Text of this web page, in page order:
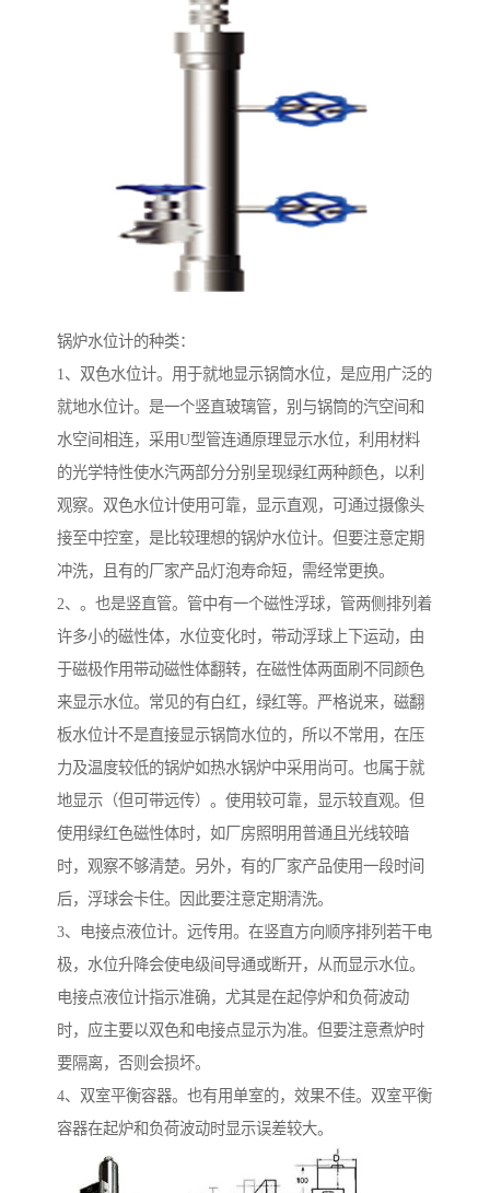
锅炉水位计的种类：
1、双色水位计。用于就地显示锅筒水位，是应用广泛的
就地水位计。是一个竖直玻璃管，别与锅筒的汽空间和
水空间相连，采用U型管连通原理显示水位，利用材料
的光学特性使水汽两部分分别呈现绿红两种颜色，以利
观察。双色水位计使用可靠，显示直观，可通过摄像头
接至中控室，是比较理想的锅炉水位计。但要注意定期
冲洗，且有的厂家产品灯泡寿命短，需经常更换。
2、。也是竖直管。管中有一个磁性浮球，管两侧排列着
许多小的磁性体，水位变化时，带动浮球上下运动，由
于磁极作用带动磁性体翻转，在磁性体两面刷不同颜色
来显示水位。常见的有白红，绿红等。严格说来，磁翻
板水位计不是直接显示锅筒水位的，所以不常用，在压
力及温度较低的锅炉如热水锅炉中采用尚可。也属于就
地显示（但可带远传）。使用较可靠，显示较直观。但
使用绿红色磁性体时，如厂房照明用普通且光线较暗
时，观察不够清楚。另外，有的厂家产品使用一段时间
后，浮球会卡住。因此要注意定期清洗。
3、电接点液位计。远传用。在竖直方向顺序排列若干电
极，水位升降会使电级间导通或断开，从而显示水位。
电接点液位计指示准确，尤其是在起停炉和负荷波动
时，应主要以双色和电接点显示为准。但要注意煮炉时
要隔离，否则会损坏。
4、双室平衡容器。也有用单室的，效果不佳。双室平衡
容器在起炉和负荷波动时显示误差较大。